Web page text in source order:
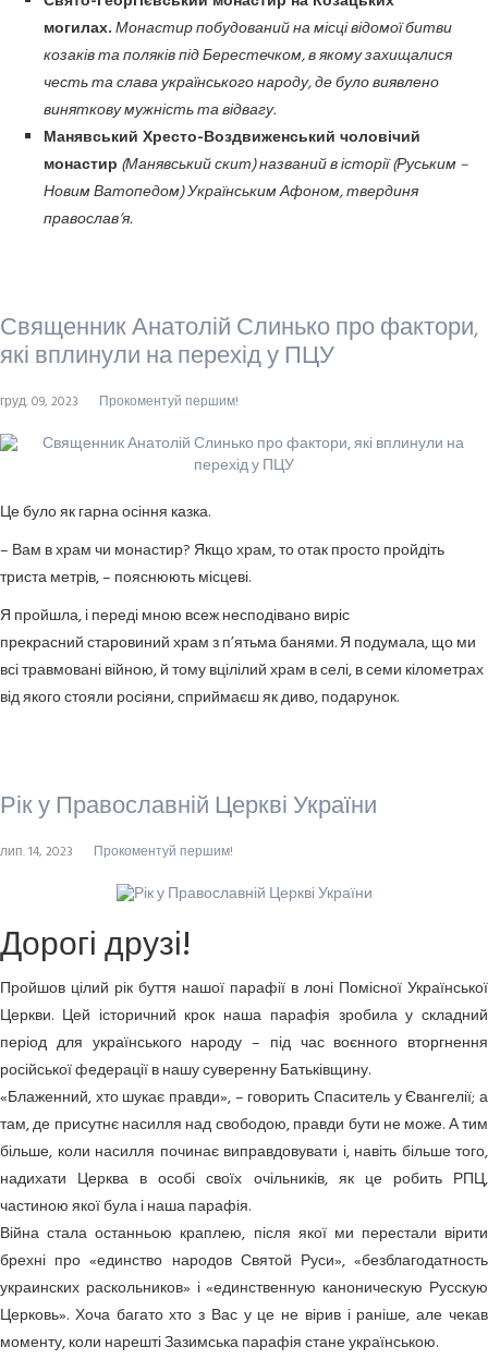
могилах.Монастир побудований на місці відомої битви
козаків та поляків під Берестечком, в якому захищалися
честь та слава українського народу, де було виявлено
виняткову мужність та відвагу.
Манявський Хресто-Воздвиженський чоловічий
монастир (Манявський скит) названий в історії (Руським –
Новим Ватопедом) Українським Афоном, твердиня
православ’я.
Священник Анатолій Слинько про фактори,
які вплинули на перехід у ПЦУ
груд. 09, 2023 Прокоментуй першим!
Це було як гарна осіння казка.
– Вам в храм чи монастир? Якщо храм, то отак просто пройдіть
триста метрів, – пояснюють місцеві.
Я пройшла, і переді мною всеж несподівано виріс
прекрасний старовиний храм з п’ятьма банями. Я подумала, що ми
всі травмовані війною, й тому вцілілий храм в селі, в семи кілометрах
від якого стояли росіяни, сприймаєш як диво, подарунок.
Рік у Православній Церкві України
лип. 14, 2023 Прокоментуй першим!
Дорогі друзі!
Пройшов цілий рік буття нашої парафії в лоні Помісної Української
Церкви. Цей історичний крок наша парафія зробила у складний
період для українського народу – під час воєнного вторгнення
російської федерації в нашу суверенну Батьківщину.
«Блаженний, хто шукає правди», – говорить Спаситель у Євангелії; а
там, де присутнє насилля над свободою, правди бути не може. А тим
більше, коли насилля починає виправдовувати і, навіть більше того,
надихати Церква в особі своїх очільників, як це робить РПЦ,
частиною якої була і наша парафія.
Війна стала останньою краплею, після якої ми перестали вірити
брехні про «единство народов Святой Руси», «безблагодатность
украинских раскольников» і «единственную каноническую Русскую
Церковь». Хоча багато хто з Вас у це не вірив і раніше, але чекав
моменту, коли нарешті Зазимська парафія стане українською.